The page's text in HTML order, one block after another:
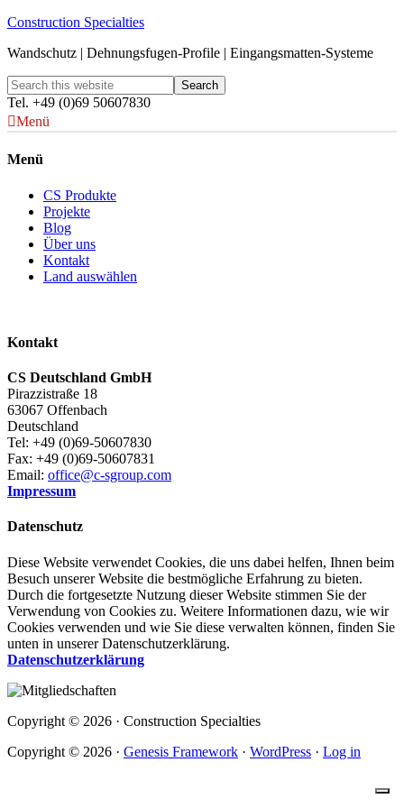
Construction Specialties
Wandschutz | Dehnungsfugen-Profile | Eingangsmatten-Systeme
Tel. +49 (0)69 50607830
Menü
Menü
CS Produkte
Projekte
Blog
Über uns
Kontakt
Land auswählen
Kontakt
CS Deutschland GmbH
Pirazzistraße 18
63067 Offenbach
Deutschland
Tel: +49 (0)69-50607830
Fax: +49 (0)69-50607831
Email: office@c-sgroup.com
Impressum
Datenschutz
Diese Website verwendet Cookies, die uns dabei helfen, Ihnen beim
Besuch unserer Website die bestmögliche Erfahrung zu bieten.
Durch die fortgesetzte Nutzung dieser Website stimmen Sie der
Verwendung von Cookies zu. Weitere Informationen dazu, wie wir
Cookies verwenden und wie Sie diese verwalten können, finden Sie
unten in unserer Datenschutzerklärung.
Datenschutzerklärung
Copyright © 2026 · Construction Specialties
Copyright © 2026 · Genesis Framework · WordPress · Log in